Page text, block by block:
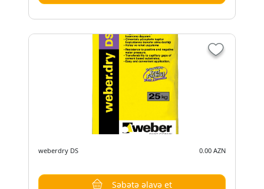
weberdry DS 0.00 AZN
Səbətə əlavə et